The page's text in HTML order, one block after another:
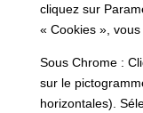
cliquez sur
« Cookies »,
Sous Chrome :
sur le
horizontales).